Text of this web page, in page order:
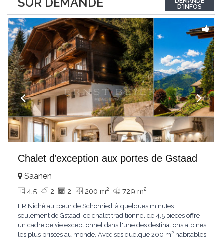
immédiate des villes. Dans cet environnement privilégié, une
propriété...
D'INFOS
Chalet d'exception aux portes de Gstaad
Saanen
4.5 2 2 200 m2 729 m2
FR Niché au cœur de Schönried, à quelques minutes
seulement de Gstaad, ce chalet traditionnel de 4,5 pièces offre
un cadre de vie exceptionnel dans l'une des destinations alpines
les plus prisées au monde. Avec ses quelque 200 m² habitables